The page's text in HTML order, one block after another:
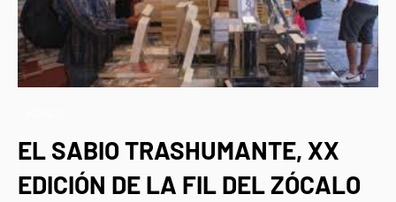
EL SABIO TRASHUMANTE, XX
EDICIÓN DE LA FIL DEL ZÓCALO